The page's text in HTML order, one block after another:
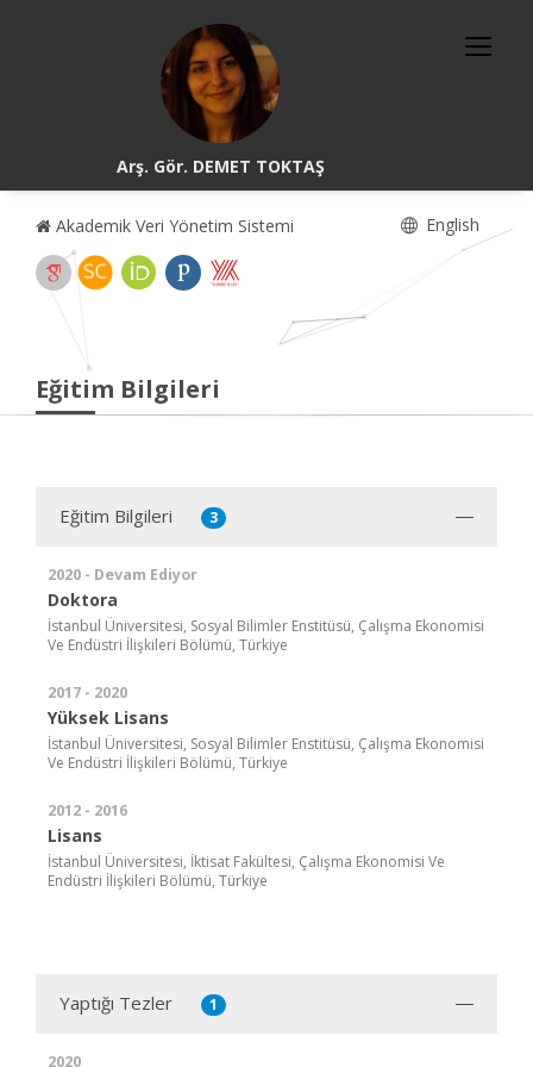
Arş. Gör. DEMET TOKTAŞ
Akademik Veri Yönetim Sistemi English
Eğitim Bilgileri
Eğitim Bilgileri 3
2020 - Devam Ediyor
Doktora
İstanbul Üniversitesi, Sosyal Bilimler Enstitüsü, Çalışma Ekonomisi
Ve Endüstri İlişkileri Bölümü, Türkiye
2017 - 2020
Yüksek Lisans
İstanbul Üniversitesi, Sosyal Bilimler Enstitüsü, Çalışma Ekonomisi
Ve Endüstri İlişkileri Bölümü, Türkiye
2012 - 2016
Lisans
İstanbul Üniversitesi, İktisat Fakültesi, Çalışma Ekonomisi Ve
Endüstri İlişkileri Bölümü, Türkiye
Yaptığı Tezler 1
2020